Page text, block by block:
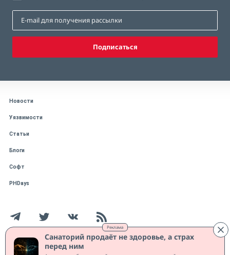
Реклама
Санаторий продаёт не здоровье, а страх
перед ним
Подписаться
Новости
Уязвимости
Статьи
Блоги
Софт
PHDays
Работает на CMS "1С-Битрикс: Управление сайтом"